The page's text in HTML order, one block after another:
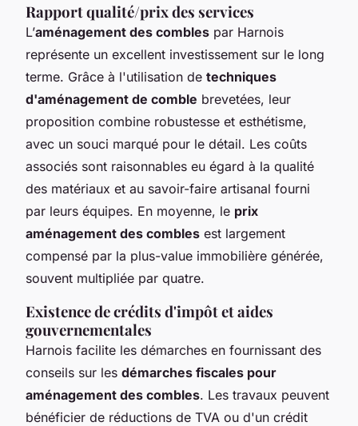
Rapport qualité/prix des services
L’aménagement des combles par Harnois
représente un excellent investissement sur le long
terme. Grâce à l'utilisation de techniques
d'aménagement de comble brevetées, leur
proposition combine robustesse et esthétisme,
avec un souci marqué pour le détail. Les coûts
associés sont raisonnables eu égard à la qualité
des matériaux et au savoir-faire artisanal fourni
par leurs équipes. En moyenne, le prix
aménagement des combles est largement
compensé par la plus-value immobilière générée,
souvent multipliée par quatre.
Existence de crédits d'impôt et aides
gouvernementales
Harnois facilite les démarches en fournissant des
conseils sur les démarches fiscales pour
aménagement des combles. Les travaux peuvent
bénéficier de réductions de TVA ou d'un crédit